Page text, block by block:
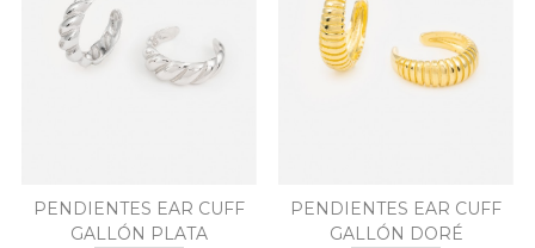
PENDIENTES EAR CUFF
GALLÓN PLATA
PENDIENTES EAR CUFF
GALLÓN DORÉ